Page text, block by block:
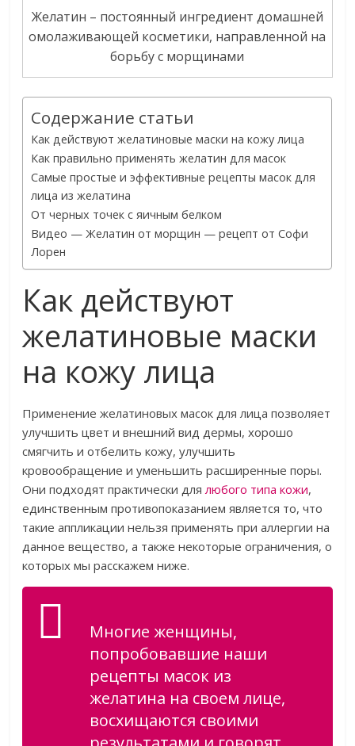
Желатин – постоянный ингредиент домашней
омолаживающей косметики, направленной на
борьбу с морщинами
Содержание статьи
Как действуют желатиновые маски на кожу лица
Как правильно применять желатин для масок
Самые простые и эффективные рецепты масок для
лица из желатина
От черных точек с яичным белком
Видео — Желатин от морщин — рецепт от Софи
Лорен
Как действуют
желатиновые маски
на кожу лица
Применение желатиновых масок для лица позволяет
улучшить цвет и внешний вид дермы, хорошо
смягчить и отбелить кожу, улучшить
кровообращение и уменьшить расширенные поры.
Они подходят практически длялюбого типа кожи,
единственным противопоказанием является то, что
такие аппликации нельзя применять при аллергии на
данное вещество, а также некоторые ограничения, о
которых мы расскажем ниже.
Многие женщины,
попробовавшие наши
рецепты масок из
желатина на своем лице,
восхищаются своими